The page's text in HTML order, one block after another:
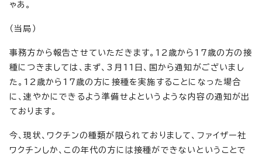
ゃあ。
（当局）
事務方から報告させていただきます。12歳から17歳の方の接
種につきましては、まず、3月11日、国から通知がございまし
た。12歳から17歳の方に接種を実施することになった場合
に、速やかにできるよう準備せよというような内容の通知が出
ております。
今、現状、ワクチンの種類が限られておりまして、ファイザー社
ワクチンしか、この年代の方には接種ができないということで